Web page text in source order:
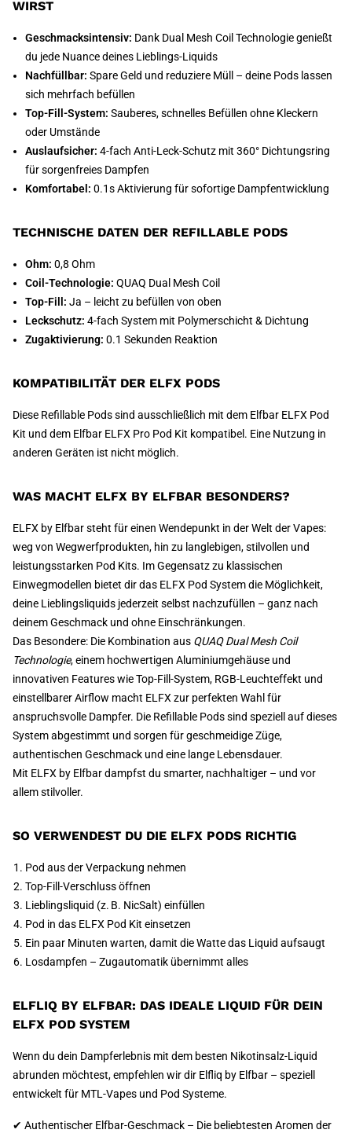
WIRST
Geschmacksintensiv: Dank Dual Mesh Coil Technologie genießt
du jede Nuance deines Lieblings-Liquids
Nachfüllbar: Spare Geld und reduziere Müll – deine Pods lassen
sich mehrfach befüllen
Top-Fill-System: Sauberes, schnelles Befüllen ohne Kleckern
oder Umstände
Auslaufsicher: 4-fach Anti-Leck-Schutz mit 360° Dichtungsring
für sorgenfreies Dampfen
Komfortabel: 0.1s Aktivierung für sofortige Dampfentwicklung
TECHNISCHE DATEN DER REFILLABLE PODS
Ohm: 0,8 Ohm
Coil-Technologie: QUAQ Dual Mesh Coil
Top-Fill: Ja – leicht zu befüllen von oben
Leckschutz: 4-fach System mit Polymerschicht & Dichtung
Zugaktivierung: 0.1 Sekunden Reaktion
KOMPATIBILITÄT DER ELFX PODS
Diese Refillable Pods sind ausschließlich mit dem Elfbar ELFX Pod
Kit und dem Elfbar ELFX Pro Pod Kit kompatibel. Eine Nutzung in
anderen Geräten ist nicht möglich.
WAS MACHT ELFX BY ELFBAR BESONDERS?
ELFX by Elfbar steht für einen Wendepunkt in der Welt der Vapes:
weg von Wegwerfprodukten, hin zu langlebigen, stilvollen und
leistungsstarken Pod Kits. Im Gegensatz zu klassischen
Einwegmodellen bietet dir das ELFX Pod System die Möglichkeit,
deine Lieblingsliquids jederzeit selbst nachzufüllen – ganz nach
deinem Geschmack und ohne Einschränkungen.
Das Besondere: Die Kombination aus QUAQ Dual Mesh Coil
Technologie, einem hochwertigen Aluminiumgehäuse und
innovativen Features wie Top-Fill-System, RGB-Leuchteffekt und
einstellbarer Airflow macht ELFX zur perfekten Wahl für
anspruchsvolle Dampfer. Die Refillable Pods sind speziell auf dieses
System abgestimmt und sorgen für geschmeidige Züge,
authentischen Geschmack und eine lange Lebensdauer.
Mit ELFX by Elfbar dampfst du smarter, nachhaltiger – und vor
allem stilvoller.
SO VERWENDEST DU DIE ELFX PODS RICHTIG
Pod aus der Verpackung nehmen
Top-Fill-Verschluss öffnen
Lieblingsliquid (z. B. NicSalt) einfüllen
Pod in das ELFX Pod Kit einsetzen
Ein paar Minuten warten, damit die Watte das Liquid aufsaugt
Losdampfen – Zugautomatik übernimmt alles
ELFLIQ BY ELFBAR: DAS IDEALE LIQUID FÜR DEIN
ELFX POD SYSTEM
Wenn du dein Dampferlebnis mit dem besten Nikotinsalz-Liquid
abrunden möchtest, empfehlen wir dir Elfliq by Elfbar – speziell
entwickelt für MTL-Vapes und Pod Systeme.
✔ Authentischer Elfbar-Geschmack – Die beliebtesten Aromen der